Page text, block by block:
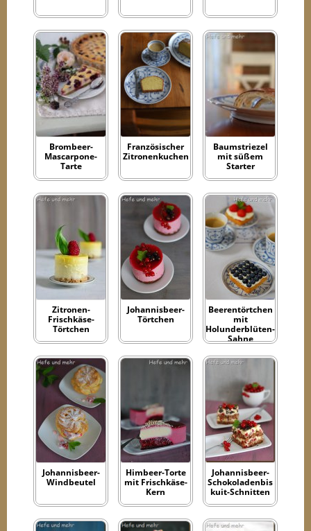
Brombeer-
Mascarpone-
Tarte
Französischer
Zitronenkuchen
Baumstriezel
mit süßem
Starter
Zitronen-
Frischkäse-
Törtchen
Johannisbeer-
Törtchen
Beerentörtchen
mit
Holunderblüten-
Sahne
Johannisbeer-
Windbeutel
Himbeer-Torte
mit Frischkäse-
Kern
Johannisbeer-
Schokoladenbis
kuit-Schnitten